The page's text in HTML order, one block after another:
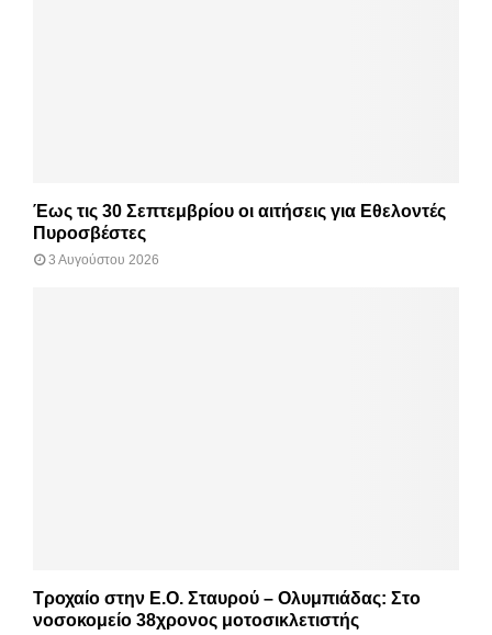
Έως τις 30 Σεπτεμβρίου οι αιτήσεις για Εθελοντές
Πυροσβέστες
3 Αυγούστου 2026
Τροχαίο στην Ε.Ο. Σταυρού – Ολυμπιάδας: Στο
νοσοκομείο 38χρονος μοτοσικλετιστής